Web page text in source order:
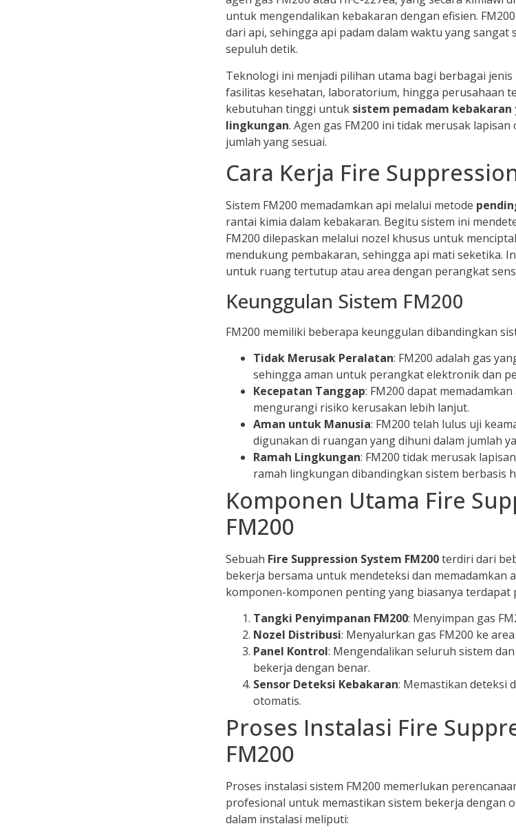
untuk mengendalikan kebakaran dengan efisien.
dari api, sehingga api padam dalam waktu yang
sepuluh detik.
Teknologi ini menjadi pilihan utama bagi berbagai
fasilitas kesehatan, laboratorium, hingga perusahaan
kebutuhan tinggi untuk sistem pemadam kebakaran
lingkungan. Agen gas FM200 ini tidak merusak
jumlah yang sesuai.
Cara Kerja Fire
Sistem FM200 memadamkan api melalui metode
rantai kimia dalam kebakaran. Begitu sistem ini
FM200 dilepaskan melalui nozel khusus untuk
mendukung pembakaran, sehingga api mati seketika.
untuk ruang tertutup atau area dengan perangkat
Keunggulan Sistem FM200
FM200 memiliki beberapa keunggulan dibandingkan
Tidak Merusak Peralatan: FM200 adalah gas
sehingga aman untuk perangkat elektronik dan
Kecepatan Tanggap: FM200 dapat
mengurangi risiko kerusakan lebih lanjut.
Aman untuk Manusia: FM200 telah lulus uji
digunakan di ruangan yang dihuni dalam jumlah
Ramah Lingkungan: FM200 tidak merusak
ramah lingkungan dibandingkan sistem berbasis
Komponen Utama Fire
FM200
Sebuah Fire Suppression System FM200terdiri dari
bekerja bersama untuk mendeteksi dan memadamkan
komponen-komponen penting yang biasanya terdapat
Tangki Penyimpanan FM200: Menyimpan gas
Nozel Distribusi: Menyalurkan gas FM200 ke
Panel Kontrol: Mengendalikan seluruh sistem
bekerja dengan benar.
Sensor Deteksi Kebakaran: Memastikan deteksi
otomatis.
Proses Instalasi Fire
FM200
Proses instalasi sistem FM200 memerlukan
profesional untuk memastikan sistem bekerja dengan
dalam instalasi meliputi: